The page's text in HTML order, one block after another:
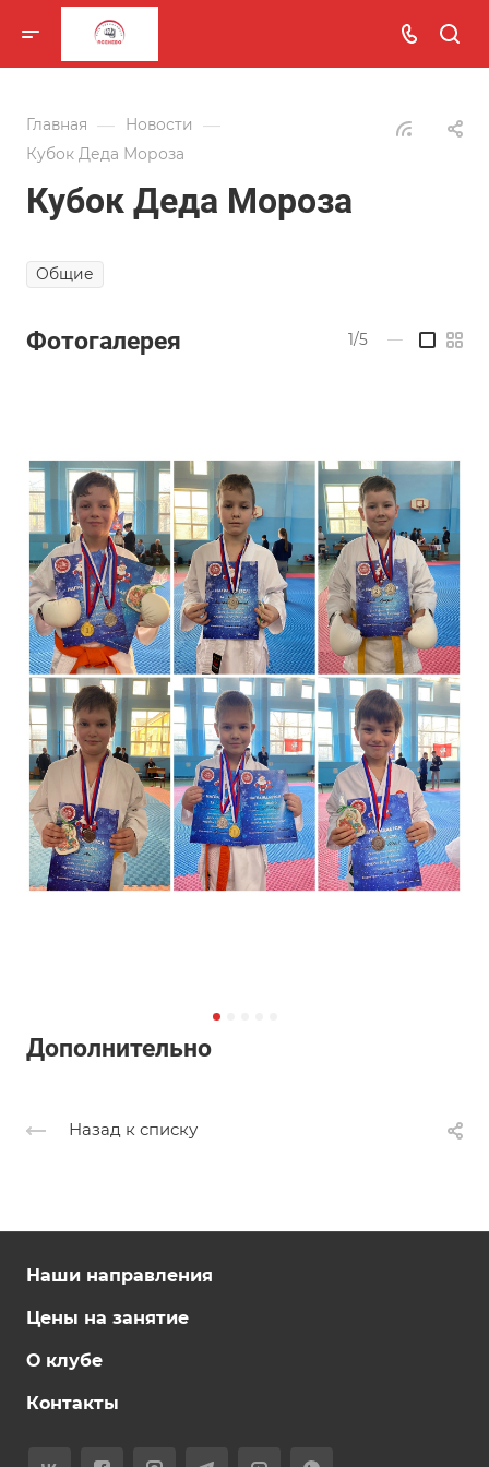
Главная — Новости —
Кубок Деда Мороза
Кубок Деда Мороза
Общие
Фотогалерея 1/5 —
Дополнительно
Назад к списку
Наши направления
Цены на занятие
О клубе
Контакты